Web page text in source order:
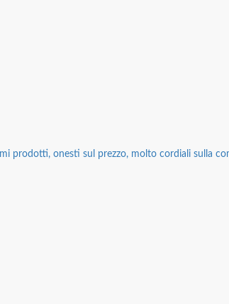
prodotti, onesti sul prezzo, molto cordiali sulla